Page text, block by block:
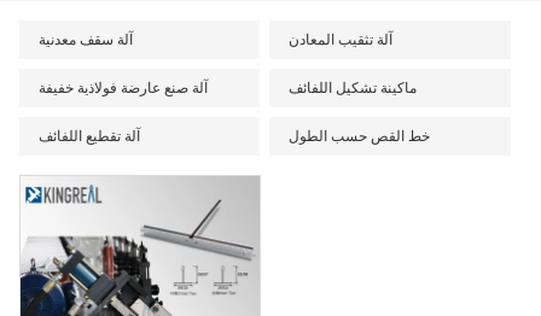
آلة سقف معدنية آلة تثقيب المعادن
آلة صنع عارضة فولاذية خفيفة ماكينة تشكيل اللفائف
آلة تقطيع اللفائف خط القص حسب الطول